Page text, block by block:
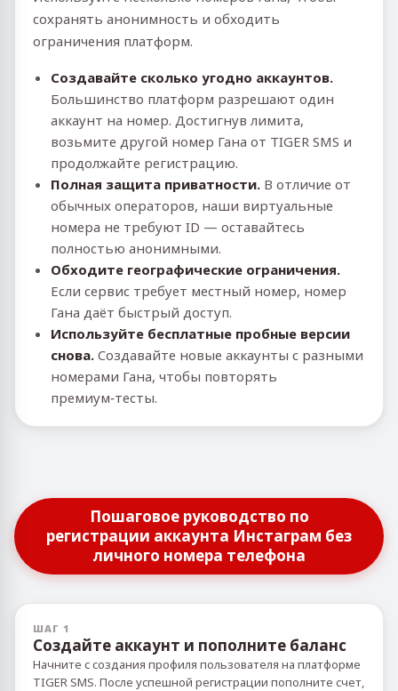
сохранять анонимность и обходить
ограничения платформ.
Создавайте сколько угодно аккаунтов.
Большинство платформ разрешают один
аккаунт на номер. Достигнув лимита,
возьмите другой номер Гана от TIGER SMS и
продолжайте регистрацию.
Полная защита приватности. В отличие от
обычных операторов, наши виртуальные
номера не требуют ID — оставайтесь
полностью анонимными.
Обходите географические ограничения.
Если сервис требует местный номер, номер
Гана даёт быстрый доступ.
Используйте бесплатные пробные версии
снова. Создавайте новые аккаунты с разными
номерами Гана, чтобы повторять
премиум‑тесты.
Пошаговое руководство по
регистрации аккаунта Инстаграм без
личного номера телефона
ШАГ 1
Создайте аккаунт и пополните баланс
Начните с создания профиля пользователя на платформе
TIGER SMS. После успешной регистрации пополните счет,